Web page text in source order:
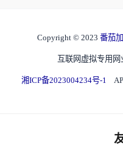
Copyright © 2023 番茄
互联网虚拟专用
湘ICP备2023004234号-1